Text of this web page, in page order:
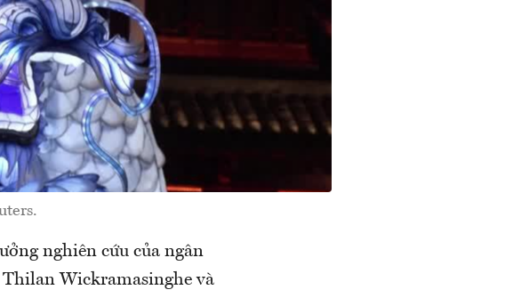
nghiên cứu của ngân
Wickramasinghe và